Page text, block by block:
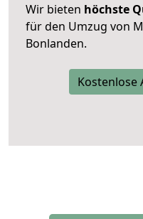
Wir bieten höchste
für den Umzug von
Bonlanden.
Kostenlose